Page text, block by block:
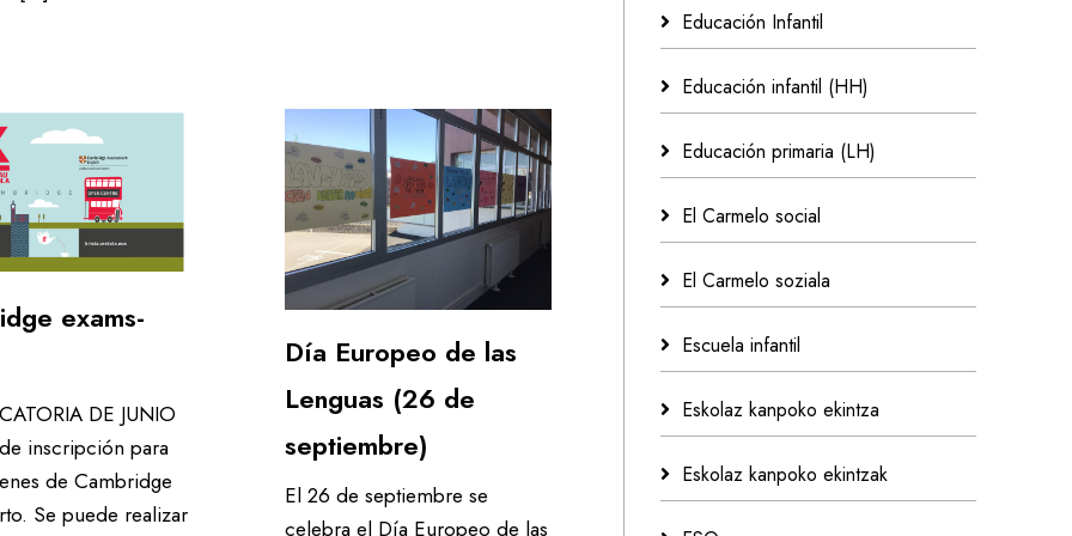
exams-
DE JUNIO
inscripción para
de Cambridge
Se puede realizar
Día Europeo de las
Lenguas (26 de
septiembre)
El 26 de septiembre se
celebra el Día Europeo de las
Educación Infantil
Educación infantil (HH)
Educación primaria (LH)
El Carmelo social
El Carmelo soziala
Escuela infantil
Eskolaz kanpoko ekintza
Eskolaz kanpoko ekintzak